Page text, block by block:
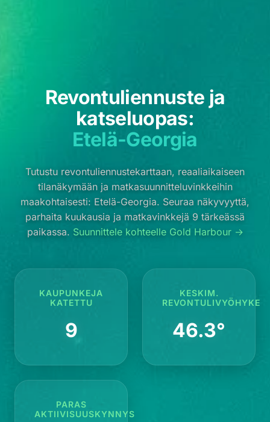
Revontuliennuste ja
katseluopas:
Etelä-Georgia
Tutustu revontuliennustekarttaan, reaaliaikaiseen
tilanäkymään ja matkasuunnitteluvinkkeihin
maakohtaisesti: Etelä-Georgia. Seuraa näkyvyyttä,
parhaita kuukausia ja matkavinkkejä 9 tärkeässä
paikassa. Suunnittele kohteelle Gold Harbour →
KAUPUNKEJA
KATETTU
9
KESKIM.
REVONTULIVYÖHYKE
46.3°
PARAS
AKTIIVISUUSKYNNYS